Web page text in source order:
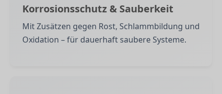
Korrosionsschutz & Sauberkeit
Mit Zusätzen gegen Rost, Schlammbildung und
Oxidation – für dauerhaft saubere Systeme.